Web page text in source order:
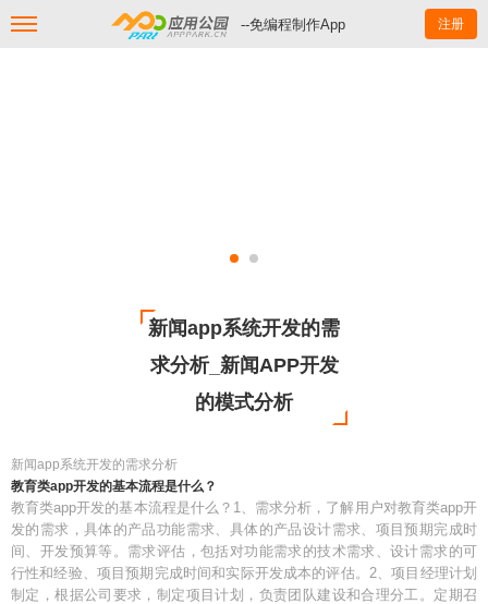
--免编程制作App 注册
新闻app系统开发的需
求分析_新闻APP开发
的模式分析
新闻app系统开发的需求分析
教育类app开发的基本流程是什么？
教育类app开发的基本流程是什么？1、需求分析，了解用户对教育类app开
发的需求，具体的产品功能需求、具体的产品设计需求、项目预期完成时
间、开发预算等。需求评估，包括对功能需求的技术需求、设计需求的可
行性和经验、项目预期完成时间和实际开发成本的评估。2、项目经理计划
制定，根据公司要求，制定项目计划，负责团队建设和合理分工。定期召